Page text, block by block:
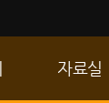
자료실